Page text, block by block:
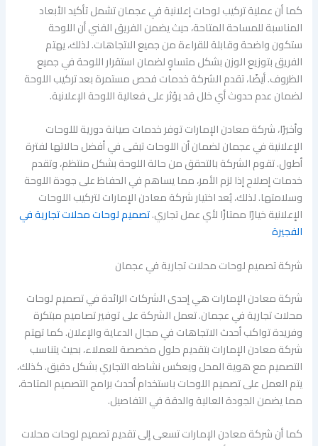
كما أن عملية تركيب لوحات إعلانية في عجمان تشمل تأكيد الأبعاد
المناسبة للمساحة المتاحة، حيث يضمن الفريق الفني أن اللوحة
ستكون واضحة وقابلة للقراءة من جميع الاتجاهات. لذلك، يهتم
الفريق بتوزيع الوزن بشكل متساوٍ لضمان استقرار اللوحة في جميع
الظروف. أيضًا، تقدم الشركة خدمات فحص مستمرة بعد تركيب اللوحة
لضمان عدم حدوث أي خلل قد يؤثر على فعالية اللوحة الإعلانية.
وأخيرًا، شركة معادن الإمارات توفر خدمات صيانة دورية لللوحات
الإعلانية في عجمان لضمان أن اللوحات تبقى في أفضل حالاتها لفترة
أطول. تقوم الشركة بالتحقق من حالة اللوحة بشكل منتظم، وتقدم
خدمات إصلاح إذا لزم الأمر، مما يساهم في الحفاظ على جودة اللوحة
وسلامتها. لذلك، يُعد اختيار شركة معادن الإمارات لتركيب اللوحات
الإعلانية خيارًا ممتازًا لأي عمل تجاري.تصميم لوحات محلات تجارية في
الفجيرة
شركة تصميم لوحات محلات تجارية في عجمان
شركة معادن الإمارات هي إحدى الشركات الرائدة في تصميم لوحات
محلات تجارية في عجمان. تعمل الشركة على توفير تصاميم مبتكرة
وفريدة تواكب أحدث الاتجاهات في مجال الدعاية والإعلان. كما تهتم
شركة معادن الإمارات بتقديم حلول مخصصة للعملاء، بحيث يتناسب
التصميم مع هوية المحل ويعكس نشاطه التجاري بشكل دقيق. كذلك،
يتم العمل على تصميم اللوحات باستخدام أحدث برامج التصميم المتاحة،
مما يضمن الجودة العالية والدقة في التفاصيل.
كما أن شركة معادن الإمارات تسعى إلى تقديم تصميم لوحات محلات